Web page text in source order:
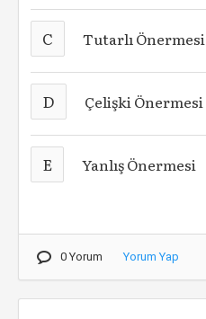
C Tutarlı Önermesi
D Çelişki Önermesi
E Yanlış Önermesi
0 Yorum Yorum Yap